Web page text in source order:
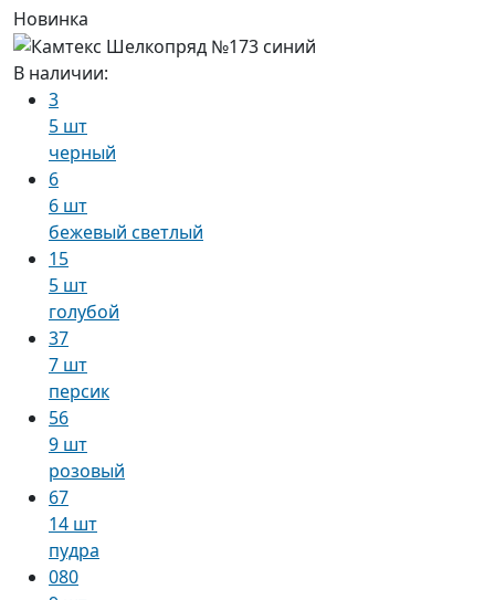
Новинка
В наличии:
3
5 шт
черный
6
6 шт
бежевый светлый
15
5 шт
голубой
37
7 шт
персик
56
9 шт
розовый
67
14 шт
пудра
080